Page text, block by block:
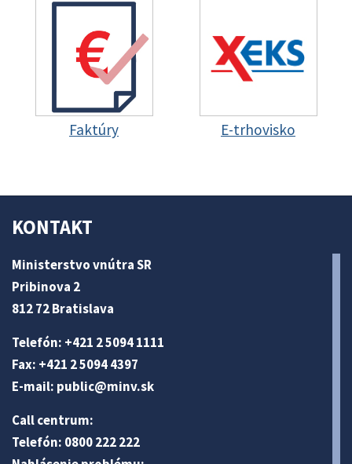
Faktúry E-trhovisko
KONTAKT
Ministerstvo vnútra SR
Pribinova 2
812 72 Bratislava
Telefón: +421 2 5094 1111
Fax: +421 2 5094 4397
E-mail: public@minv.sk
Call centrum:
Telefón: 0800 222 222